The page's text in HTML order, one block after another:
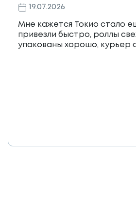
19.07.2026
Мне кажется Токио стало
привезли быстро, роллы
упакованы хорошо, курьер